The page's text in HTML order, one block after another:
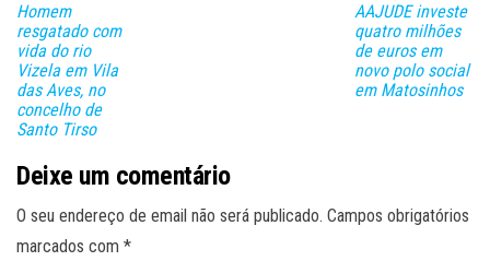
Homem
resgatado com
vida do rio
Vizela em Vila
das Aves, no
concelho de
Santo Tirso
AAJUDE investe
quatro milhões
de euros em
novo polo social
em Matosinhos
Deixe um comentário
O seu endereço de email não será publicado. Campos obrigatórios
marcados com *